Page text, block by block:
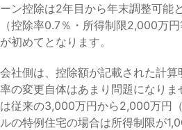
ーン控除は2年目から年末調整可能
（控除率0.7％・所得制限2,000万
が初めてとなります。
会社側は、控除額が記載された計
率の変更自体はあまり問題になり
は従来の3,000万円から2,000万円
ルの特例住宅の場合は所得制限が